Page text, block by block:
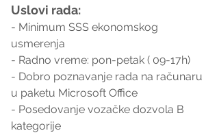
Uslovi rada:
- Minimum SSS ekonomskog
usmerenja
- Radno vreme: pon-petak ( 09-17h)
- Dobro poznavanje rada na računaru
u paketu Microsoft Office
- Posedovanje vozačke dozvola B
kategorije